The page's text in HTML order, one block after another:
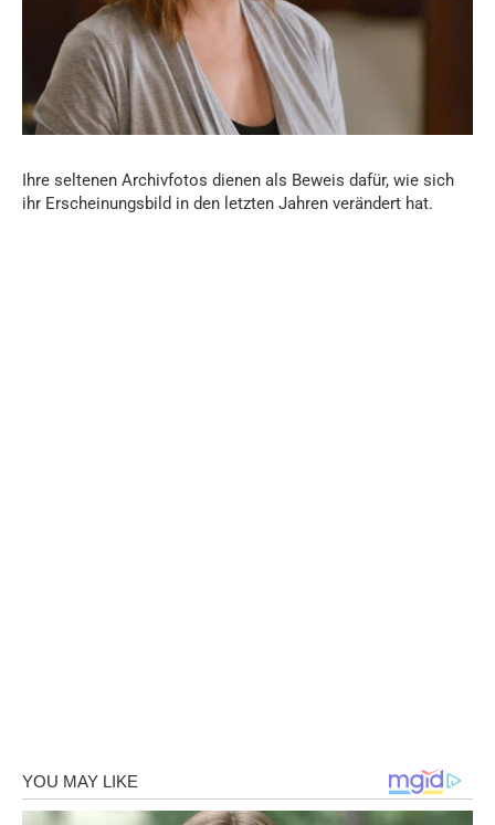
Ihre seltenen Archivfotos dienen als Beweis dafür, wie sich
ihr Erscheinungsbild in den letzten Jahren verändert hat.